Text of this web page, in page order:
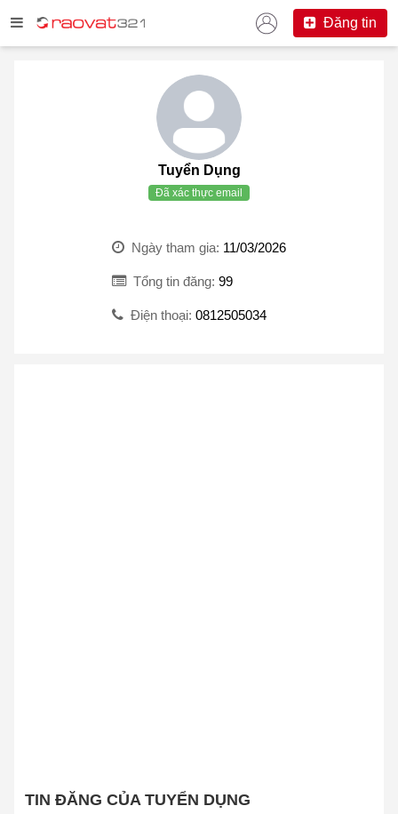
Đăng tin
Tuyển Dụng
Đã xác thực email
Ngày tham gia: 11/03/2026
Tổng tin đăng: 99
Điện thoại: 0812505034
TIN ĐĂNG CỦA TUYỂN DỤNG